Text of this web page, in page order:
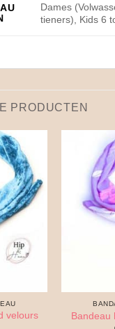
Dames
tieners), Kids 6
PRODUCTEN
velours
Bandeau